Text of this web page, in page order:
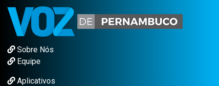
Sobre Nós
Equipe
Aplicativos